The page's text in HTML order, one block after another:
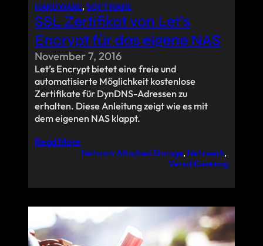
HARDWARE, SOFTWARE
SSL Zertifikat von Let’s
Encrypt für das eigene NAS
November 7, 2016
Let’s Encrypt bietet eine freie und
automatisierte Möglichkeit kostenlose
Zertifikate für DynDNS-Adressen zu
erhalten. Diese Anleitung zeigt wie es mit
dem eigenen NAS klappt.
Read More
Network Attached Storage, Netzwerk ,
Verschlüsselung